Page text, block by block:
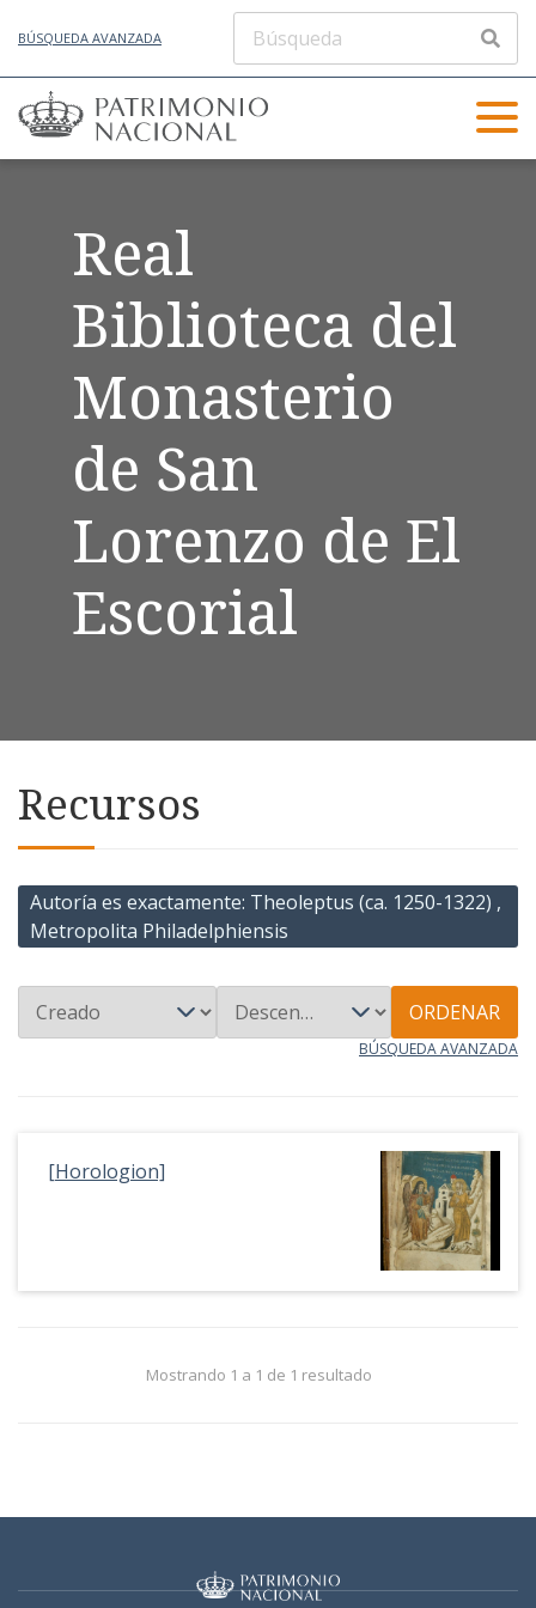
BÚSQUEDA AVANZADA
Real
Biblioteca del
Monasterio
de San
Lorenzo de El
Escorial
Recursos
Autoría es exactamente Theoleptus (ca. 1250-1322) ,
Metropolita Philadelphiensis
ORDENAR
BÚSQUEDA AVANZADA
[Horologion]
Mostrando 1 a 1 de 1 resultado